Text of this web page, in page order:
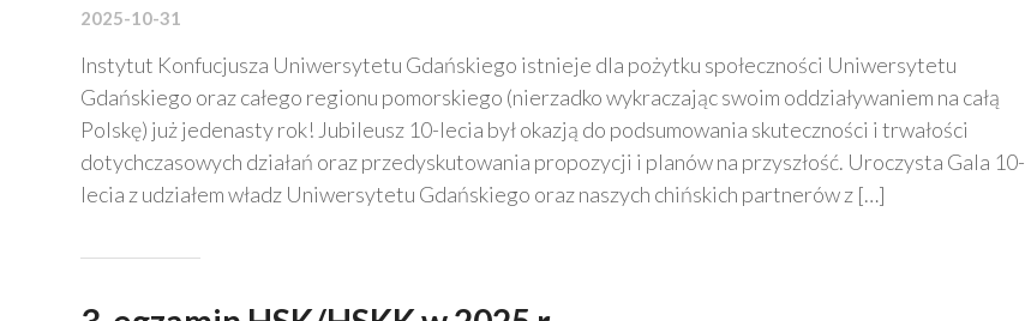
2025-10-31
Instytut Konfucjusza Uniwersytetu Gdańskiego istnieje dla pożytku społeczności Uniwersytetu
Gdańskiego oraz całego regionu pomorskiego (nierzadko wykraczając swoim oddziaływaniem na całą
Polskę) już jedenasty rok! Jubileusz 10-lecia był okazją do podsumowania skuteczności i trwałości
dotychczasowych działań oraz przedyskutowania propozycji i planów na przyszłość. Uroczysta Gala 10-
lecia z udziałem władz Uniwersytetu Gdańskiego oraz naszych chińskich partnerów z […]